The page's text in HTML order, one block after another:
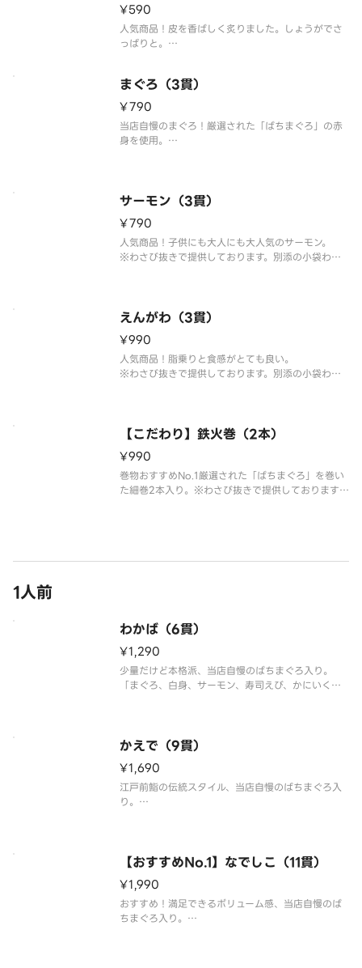
¥590
人気商品！皮を香ばしく炙りました。しょうがでさ
っぱりと。
まぐろ（3貫）
¥790
当店自慢のまぐろ！厳選された「ばちまぐろ」の赤
身を使用。
防止の為、まとめて容器にお詰め致します。
サーモン（3貫）
¥790
人気商品！子供にも大人にも大人気のサーモン。
※わさび抜きで提供しております。別添の小袋わさ
えんがわ（3貫）
¥990
人気商品！脂乗りと食感がとても良い。
※わさび抜きで提供しております。別添の小袋わさ
【こだわり】鉄火巻（2本）
¥990
巻物おすすめNo.1厳選された「ばちまぐろ」を巻い
た細巻2本入り。※わさび抜きで提供しております。
1人前
わかば（6貫）
¥1,290
少量だけど本格派、当店自慢のばちまぐろ入り。
「まぐろ、白身、サーモン、寿司えび、かにいく
びをご利用ください。
場合があります。
※お客様
かえで（9貫）
¥1,690
江戸前鮨の伝統スタイル、当店自慢のばちまぐろ入
り。
※わさび抜きで提供しております。別添の小袋わさ
※食材の入荷状況により、一部のネタが変更にな
【おすすめNo.1】なでしこ（11貫）
¥1,990
おすすめ！満足できるボリューム感、当店自慢のば
ちまぐろ入り。